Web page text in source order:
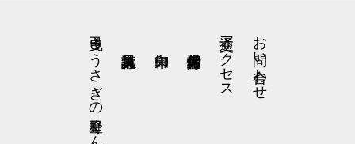
お問い合わせ
交通アクセス
弓曳きうさぎの星野くん